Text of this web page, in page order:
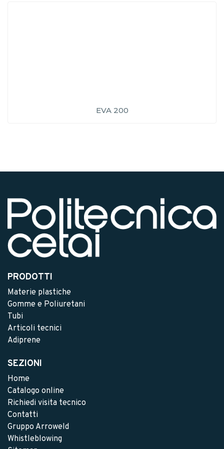
EVA 200
PRODOTTI
Materie plastiche
Gomme e Poliuretani
Tubi
Articoli tecnici
Adiprene
SEZIONI
Home
Catalogo online
Richiedi visita tecnico
Contatti
Gruppo Arroweld
Whistleblowing